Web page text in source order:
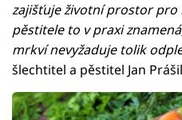
zajišťuje životní prostor pro
pěstitele to v praxi
mrkví nevyžaduje tolik
šlechtitel a pěstitel Jan